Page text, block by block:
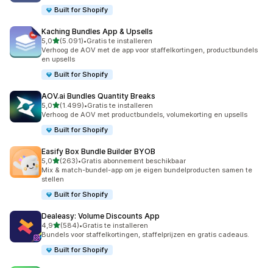
Built for Shopify
Kaching Bundles App & Upsells
5,0van 5 sterren
(5.091)
5091 recensies in totaal
•Gratis te installeren
Verhoog de AOV met de app voor staffelkortingen, productbundels
en upsells
Built for Shopify
AOV.ai Bundles Quantity Breaks
5,0van 5 sterren
(1.499)
1499 recensies in totaal
•Gratis te installeren
Verhoog de AOV met productbundels, volumekorting en upsells
Built for Shopify
Easify Box Bundle Builder BYOB
5,0van 5 sterren
(263)
263 recensies in totaal
•Gratis abonnement beschikbaar
Mix & match-bundel-app om je eigen bundelproducten samen te
stellen
Built for Shopify
Dealeasy: Volume Discounts App
4,9van 5 sterren
(584)
584 recensies in totaal
•Gratis te installeren
Bundels voor staffelkortingen, staffelprijzen en gratis cadeaus.
Built for Shopify